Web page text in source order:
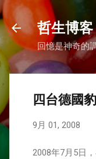
哲生博
回憶是神奇的
四台德國
9月 01, 2008
2008年7月5日